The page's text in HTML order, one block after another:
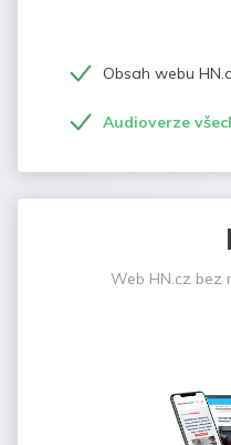
Obsah webu
Audioverze
Web HN.cz bez